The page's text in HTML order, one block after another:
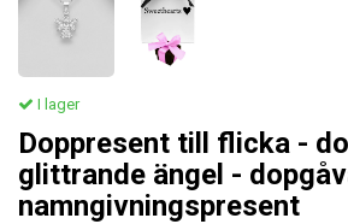
I lager
Doppresent till flicka -
glittrande ängel -
namngivningspresent